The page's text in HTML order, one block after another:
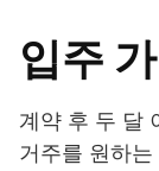
입주
계약 후 두 달
거주를 원하